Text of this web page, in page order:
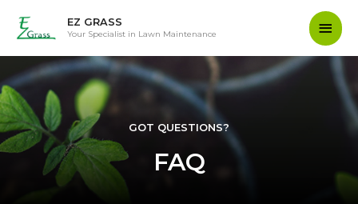
EZ GRASS
Your Specialist in Lawn Maintenance
Main
GOT QUESTIONS?
FAQ